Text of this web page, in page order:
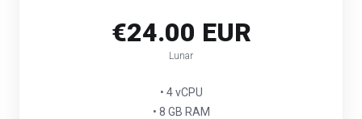
€24.00 EUR
Lunar
• 4 vCPU
• 8 GB RAM